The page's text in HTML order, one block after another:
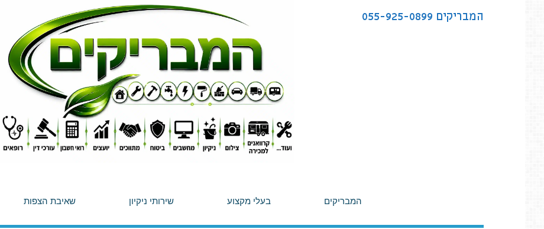
המבריקים 055-925-0899
המבריקים בעלי מקצוע שירותי ניקיון שאיבת הצפות